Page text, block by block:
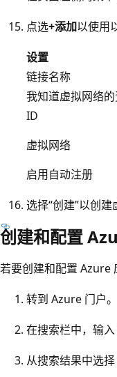
点选+添加以使用
设置
链接名称
我知道虚拟网络
ID
虚拟网络
启用自动注册
选择“创建”以创建
创建和配置
若要创建和配置 Azure
转到 Azure 门户。
在搜索栏中，输入
从搜索结果中选择